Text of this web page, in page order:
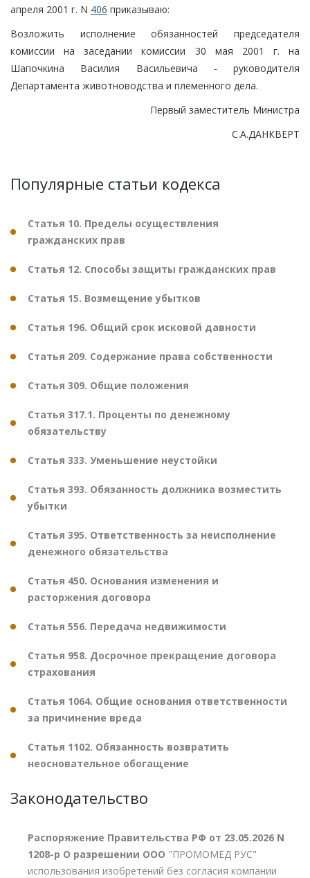
апреля 2001 г. N 406 приказываю:
Возложить исполнение обязанностей председателя
комиссии на заседании комиссии 30 мая 2001 г. на
Шапочкина Василия Васильевича - руководителя
Департамента животноводства и племенного дела.
Первый заместитель Министра
С.А.ДАНКВЕРТ
Популярные статьи кодекса
Статья 10. Пределы осуществления
гражданских прав
Статья 12. Способы защиты гражданских прав
Статья 15. Возмещение убытков
Статья 196. Общий срок исковой давности
Статья 209. Содержание права собственности
Статья 309. Общие положения
Статья 317.1. Проценты по денежному
обязательству
Статья 333. Уменьшение неустойки
Статья 393. Обязанность должника возместить
убытки
Статья 395. Ответственность за неисполнение
денежного обязательства
Статья 450. Основания изменения и
расторжения договора
Статья 556. Передача недвижимости
Статья 958. Досрочное прекращение договора
страхования
Статья 1064. Общие основания ответственности
за причинение вреда
Статья 1102. Обязанность возвратить
неосновательное обогащение
Законодательство
Распоряжение Правительства РФ от 23.05.2026 N
1208-р О разрешении ООО "ПРОМОМЕД РУС"
использования изобретений без согласия компании